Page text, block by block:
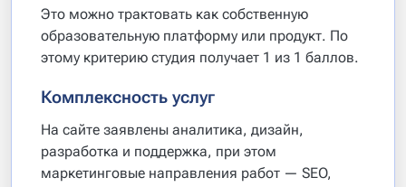
Это можно трактовать как собственную
образовательную платформу или продукт. По
этому критерию студия получает 1 из 1 баллов.
Комплексность услуг
На сайте заявлены аналитика, дизайн,
разработка и поддержка, при этом
маркетинговые направления работ — SEO,